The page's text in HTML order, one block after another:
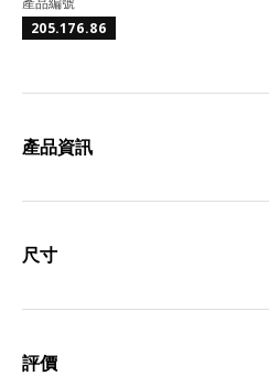
205.176.86
產品資訊
尺寸
評價